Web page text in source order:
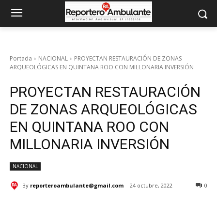
Portada NACIONAL
PROYECTAN RESTAURACIÓN DE ZONAS
ARQUEOLÓGICAS EN QUINTANA ROO CON MILLONARIA INVERSIÓN
PROYECTAN RESTAURACIÓN
DE ZONAS ARQUEOLÓGICAS
EN QUINTANA ROO CON
MILLONARIA INVERSIÓN
NACIONAL
By reporteroambulante@gmail.com 24 octubre, 2022 0